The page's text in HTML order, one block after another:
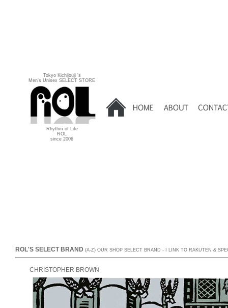
Tokyo Kichijouji 's
Men's Unisex SELECT STORE
Rhythm of Life
ROL
since 2006
ROL'S SELECT BRAND (A-Z) OUR SHOP SELECT BRAND - I LINK TO RAKUTEN &
CHRISTOPHER BROWN